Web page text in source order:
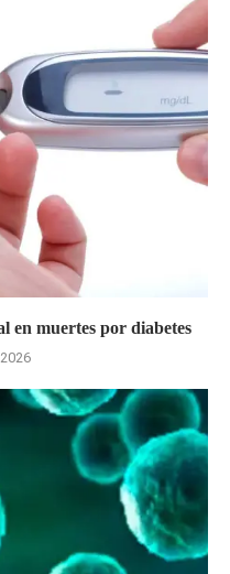
en muertes por diabetes